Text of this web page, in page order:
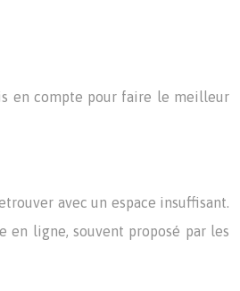
en compte pour faire le meilleur
avec un espace insuffisant.
en ligne, souvent proposé par les